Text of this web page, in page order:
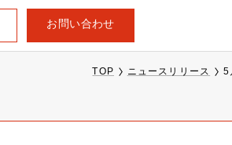
お問い合わせ
TOP ニュースリリース 5